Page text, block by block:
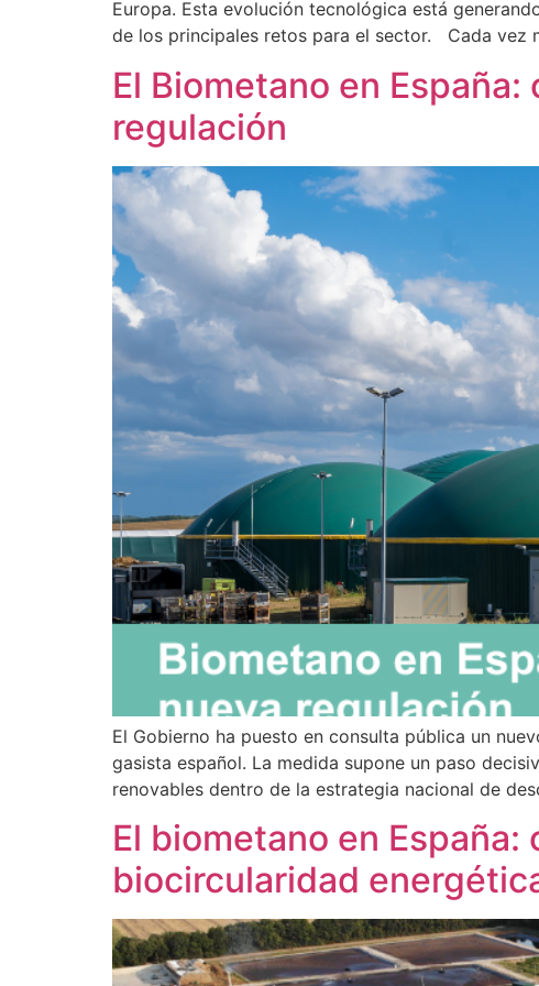
Europa. Esta evolución tecnológica está
de los principales retos para el sector. Cada vez
El Biometano en
regulación
El Gobierno ha puesto en consulta pública un
gasista español. La medida supone un paso
renovables dentro de la estrategia nacional de
El biometano en
biocircularidad